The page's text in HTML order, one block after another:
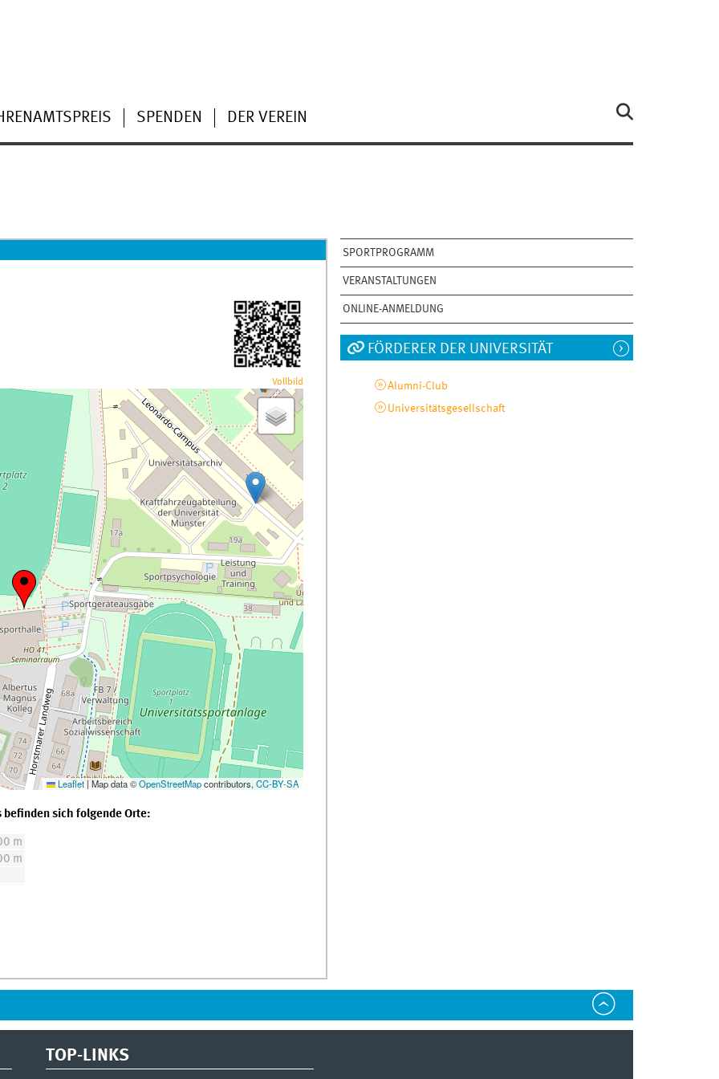
SPENDEN DER VEREIN
SPORTPROGRAMM
VERANSTALTUNGEN
ONLINE-ANMELDUNG
Vollbild
Leaflet |Map data ©OpenStreetMapcontributors,CC-BY-SA
sich folgende Orte:
m
m
FÖRDERER DER UNIVERSITÄT
Alumni-Club
Universitätsgesellschaft
TOP-LINKS